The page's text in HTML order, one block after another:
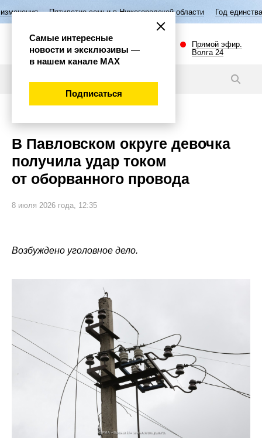
семьи в Нижегородской области Год единства народов России
Прямой эфир.
Волга 24
В Павловском округе девочка
получила удар током
от оборванного провода
8 июля 2026 года, 12:35
Возбуждено уголовное дело.
Самые интересные
новости и эксклюзивы —
в нашем канале МАХ
Подписаться